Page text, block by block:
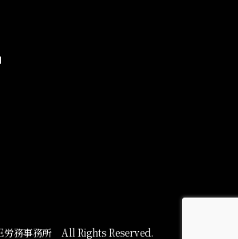
労務事務所All Rights Reserved.